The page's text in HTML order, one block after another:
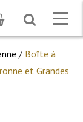
Toggle
search
/ Boîte à
et Grandes